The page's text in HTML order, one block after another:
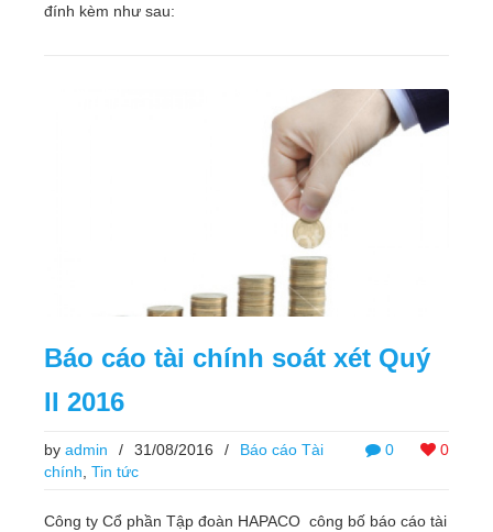
đính kèm như sau:
Báo cáo tài chính soát xét Quý
II 2016
0 0
by admin / 31/08/2016 /
Báo cáo Tài
chính Tin tức
Công ty Cổ phần Tập đoàn HAPACO công bố báo cáo tài